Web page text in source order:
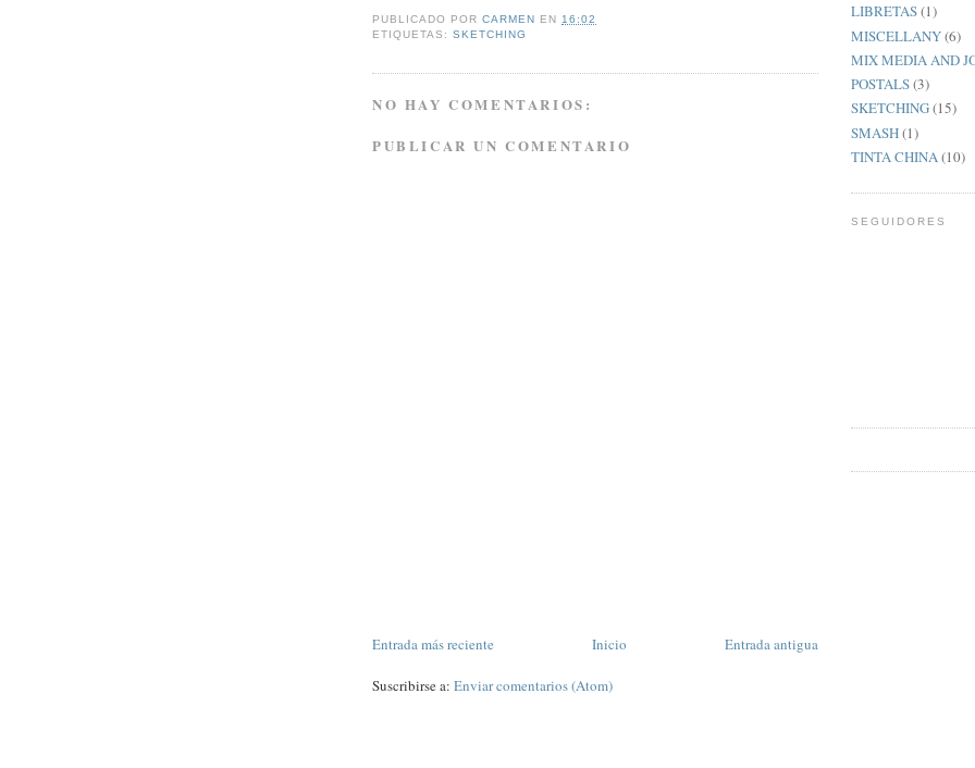
PUBLICADO PORCARMEN EN16:02
ETIQUETAS:SKETCHING
NO HAY COMENTARIOS:
PUBLICAR UN COMENTARIO
Entrada más reciente Entrada antigua
Inicio
Suscribirse a: Enviar comentarios (Atom)
LIBRETAS(1)
MISCELLANY(6)
MIX MEDIA AND
POSTALS(3)
SKETCHING(15)
SMASH(1)
TINTA CHINA(10)
SEGUIDORES